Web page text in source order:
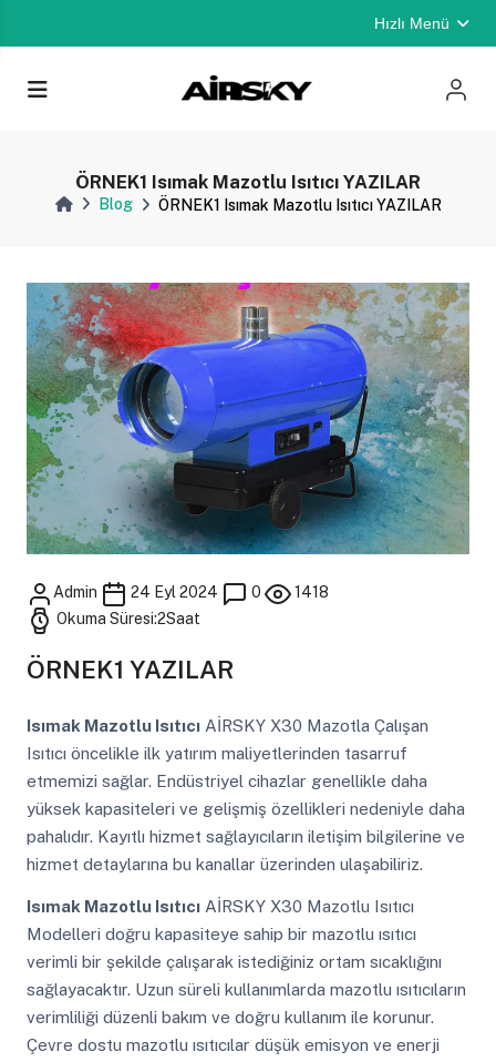
Hızlı Menü
ÖRNEK1 Isımak Mazotlu Isıtıcı YAZILAR
Blog ÖRNEK1 Isımak Mazotlu Isıtıcı YAZILAR
Admin 24 Eyl 2024 0
1418
Okuma Süresi:2Saat
ÖRNEK1 YAZILAR
Isımak Mazotlu IsıtıcıAİRSKY X30 Mazotla Çalışan
Isıtıcı öncelikle ilk yatırım maliyetlerinden tasarruf
etmemizi sağlar. Endüstriyel cihazlar genellikle daha
yüksek kapasiteleri ve gelişmiş özellikleri nedeniyle daha
pahalıdır. Kayıtlı hizmet sağlayıcıların iletişim bilgilerine ve
hizmet detaylarına bu kanallar üzerinden ulaşabiliriz.
Isımak Mazotlu IsıtıcıAİRSKY X30 Mazotlu Isıtıcı
Modelleri doğru kapasiteye sahip bir mazotlu ısıtıcı
verimli bir şekilde çalışarak istediğiniz ortam sıcaklığını
sağlayacaktır. Uzun süreli kullanımlarda mazotlu ısıtıcıların
verimliliği düzenli bakım ve doğru kullanım ile korunur.
Çevre dostu mazotlu ısıtıcılar düşük emisyon ve enerji